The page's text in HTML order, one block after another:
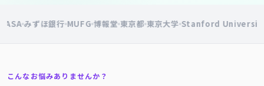
みずほ銀行 MUFG 博報堂 東京都 東京大学 Stanford University
こんなお悩みありませんか？